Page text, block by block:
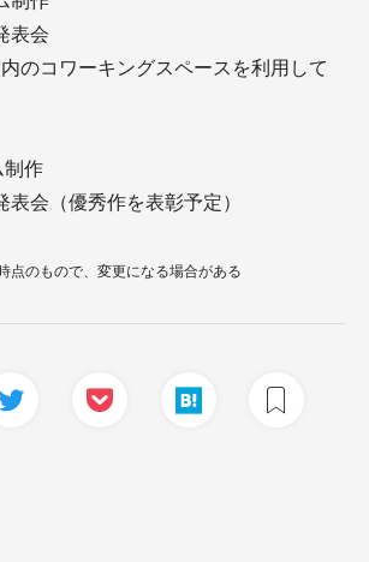
表会
のコワーキングスペースを利用して
作
会（優秀作を表彰予定）
点のもので、変更になる場合がある